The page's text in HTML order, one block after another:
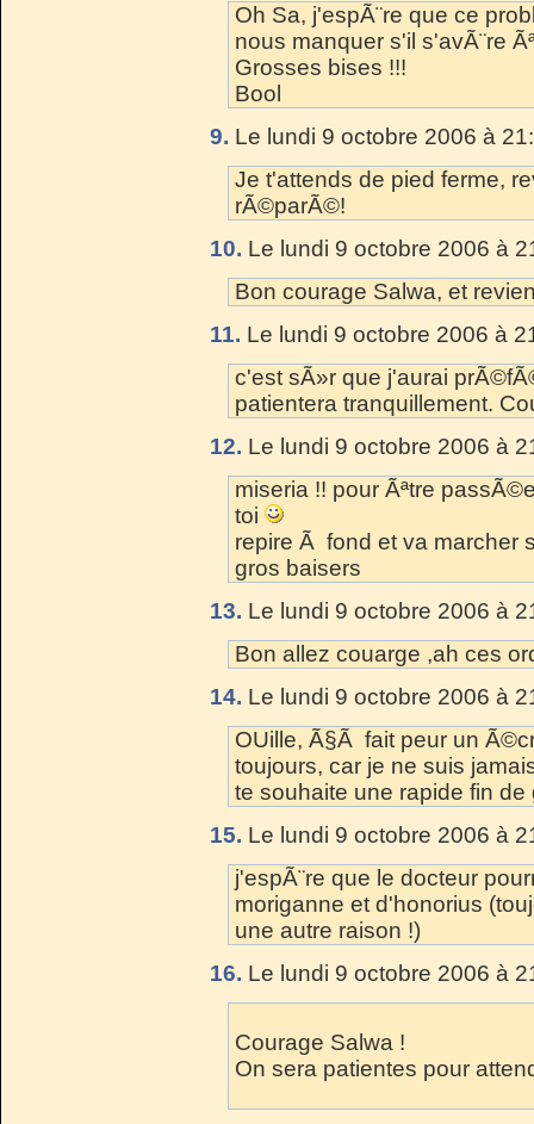
Oh Sa, j'espÃ¨re que ce
nous manquer s'il s'avÃ¨re
Grosses bises !!!
Bool
9. Le lundi 9 octobre 2006 à
Je t'attends de pied ferme,
rÃ©parÃ©!
10. Le lundi 9 octobre 2006 à
Bon courage Salwa, et
11. Le lundi 9 octobre 2006 à
c'est sÃ»r que j'aurai
patientera tranquillement.
12. Le lundi 9 octobre 2006 à
miseria !! pour Ãªtre
toi
repire Ã fond et va marcher
gros baisers
13. Le lundi 9 octobre 2006 à
Bon allez couarge ,ah ces
14. Le lundi 9 octobre 2006 à
OUille, Ã§Ã fait peur un
toujours, car je ne suis
te souhaite une rapide fin de
15. Le lundi 9 octobre 2006 à
j'espÃ¨re que le docteur
moriganne et d'honorius
une autre raison !)
16. Le lundi 9 octobre 2006 à
Courage Salwa !
On sera patientes pour